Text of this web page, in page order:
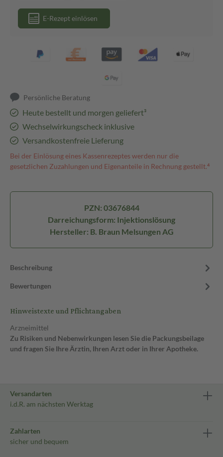
E-Rezept einlösen
Persönliche Beratung
Heute bestellt und morgen geliefert³
Wechselwirkungscheck inklusive
Versandkostenfreie Lieferung
Bei der Einlösung eines Kassenrezeptes werden nur die
gesetzlichen Zuzahlungen und Eigenanteile in Rechnung gestellt.⁴
PZN: 03676844
Darreichungsform: Injektionslösung
Hersteller: B. Braun Melsungen AG
Beschreibung
Bewertungen
Hinweistexte und Pflichtangaben
Arzneimittel
Zu Risiken und Nebenwirkungen lesen Sie die Packungsbeilage
und fragen Sie Ihre Ärztin, Ihren Arzt oder in Ihrer Apotheke.
Versandarten
i.d.R. am nächsten Werktag
Zahlarten
sicher und bequem